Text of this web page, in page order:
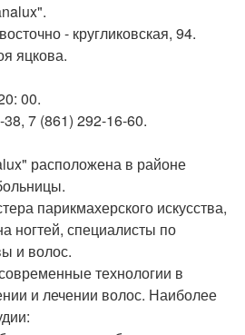
- кругликовская, 94.
яцкова.
00.
7 (861) 292-16-60.
расположена в районе
парикмахерского искусства,
ногтей, специалисты по
и волос.
технологии в
и лечении волос. Наиболее